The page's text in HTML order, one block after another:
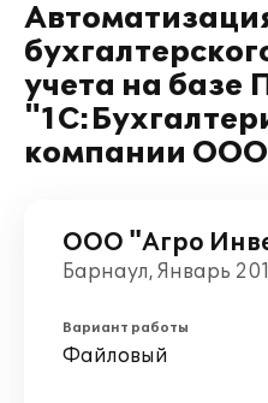
учета на базе
компании
ООО "Агро
Барнаул, Январь
Вариант работы
Файловый